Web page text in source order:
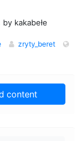
kakabełe
zryty_beret
content